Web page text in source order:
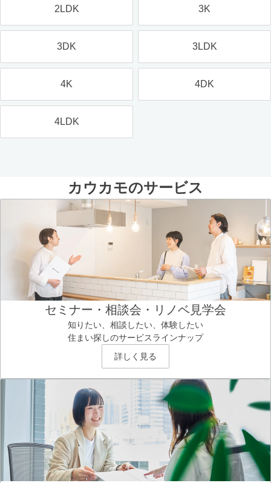
2LDK 3K
3DK 3LDK
4K 4DK
4LDK
カウカモのサービス
セミナー・相談会・リノベ見学会
知りたい、相談したい、体験したい
住まい探しのサービスラインナップ
詳しく見る